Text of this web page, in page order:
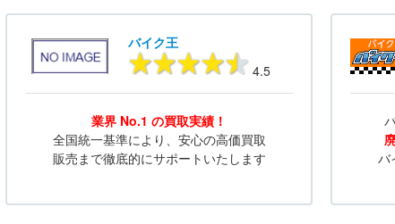
バイク王
4.5
業界 No.1 の買取実績！
全国統一基準により、安心の高価買取
販売まで徹底的にサポートいたします
バ